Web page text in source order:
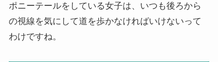
ポニーテールをしている女子は、いつも後ろから
の視線を気にして道を歩かなければいけないって
わけですね。